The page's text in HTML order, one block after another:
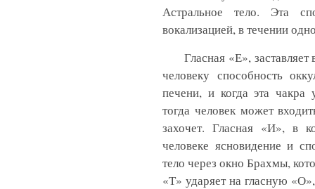
Астральное тело. Эта
вокализацией, в течении
Гласная «Е»,
человеку способность
печени, и когда эта чакра
тогда человек может
захочет. Гласная «И», в
человеке ясновидение и
тело через окно Брахмы,
«Т» ударяет на гласную